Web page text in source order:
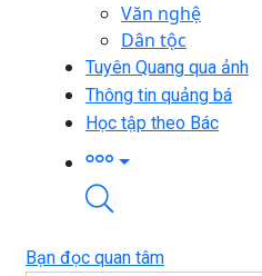
Văn nghệ
Dân tộc
Tuyên Quang qua ảnh
Thông tin quảng bá
Học tập theo Bác
Bạn đọc quan tâm